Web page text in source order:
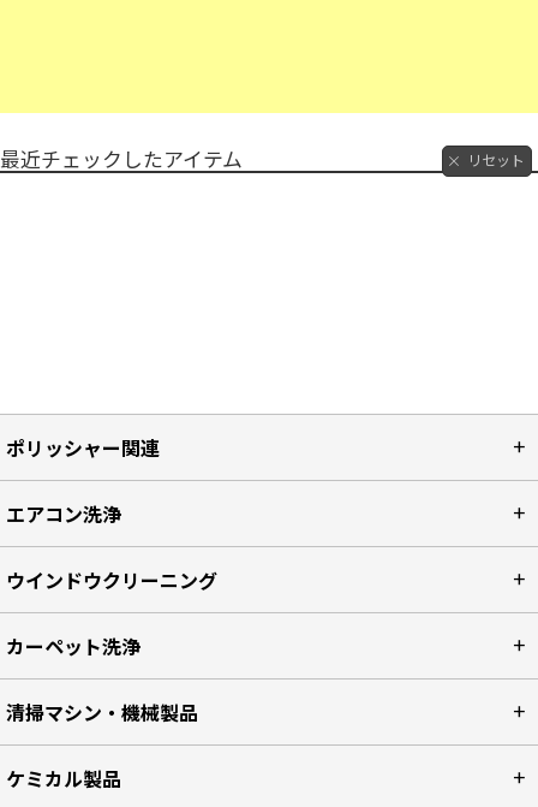
最近チェックしたアイテム リセット
ポリッシャー関連
エアコン洗浄
ウインドウクリーニング
カーペット洗浄
清掃マシン・機械製品
ケミカル製品